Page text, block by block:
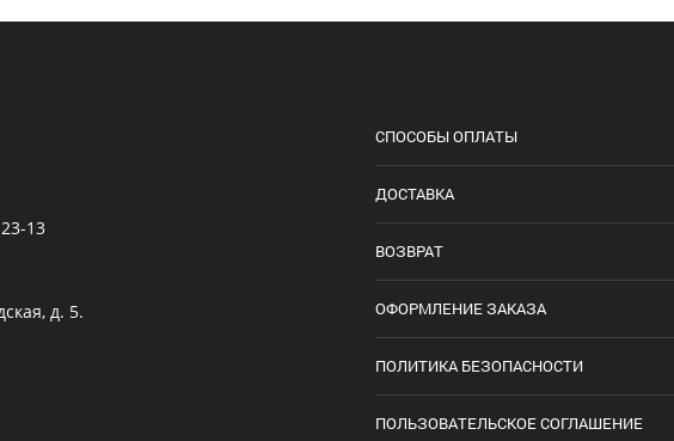
13
д. 5.
СПОСОБЫ ОПЛАТЫ
ДОСТАВКА
ВОЗВРАТ
ОФОРМЛЕНИЕ ЗАКАЗА
ПОЛИТИКА БЕЗОПАСНОСТИ
ПОЛЬЗОВАТЕЛЬСКОЕ СОГЛАШЕНИЕ